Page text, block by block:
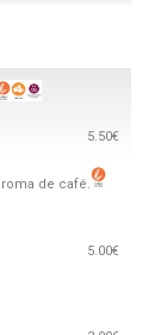
5.50€
de café.
5.00€